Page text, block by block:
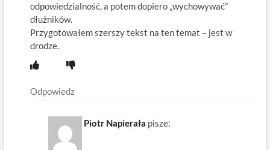
odpowiedzialność, a potem dopiero „wychowywać”
dłużników.
Przygotowałem szerszy tekst na ten temat – jest w
drodze.
Odpowiedz
Piotr Napierała pisze: